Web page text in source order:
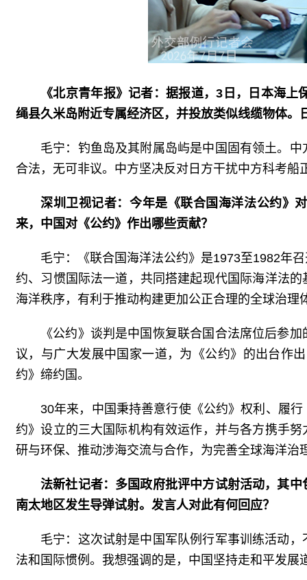
《北京青年报》记者：据报道，3日，日本海
绳县久米岛附近专属经济区，并投放类似线缆物体
毛宁：钓鱼岛及其附属岛屿是中国固有领土。
合法，无可非议。中方坚决反对日方干扰中方科考船
深圳卫视记者：今年是《联合国海洋法公约》
来，中国对《公约》作出哪些贡献？
毛宁：《联合国海洋法公约》是1973至1982年
约、习惯国际法一道，共同搭建起现代国际海洋法
海洋秩序，有利于推动构建更加公正合理的全球治理
《公约》谈判是中国恢复联合国合法席位后参
议，与广大发展中国家一道，为《公约》的出台作
约》缔约国。
30年来，中国秉持善意行使《公约》权利、履
约》设立的三大国际机构有效运作，并与各方携手
研与环保、推动涉海交流与合作，为完善全球海洋治
法新社记者：多国政府批评中方试射活动，其
南太地区发生导弹试射。发言人对此有何回应？
毛宁：这次试射是中国军队例行军事训练活动
法和国际惯例。我想强调的是，中国坚持走和平发